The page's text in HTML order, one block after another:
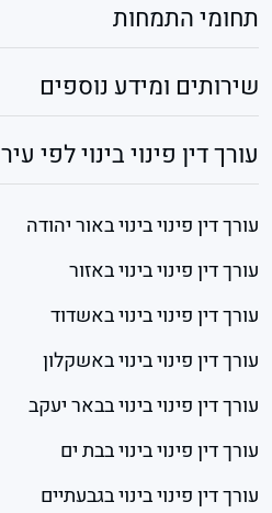
תחומי התמחות
שירותים ומידע נוספים
עורך דין פינוי בינוי לפי עיר
עורך דין פינוי בינוי באור יהודה
עורך דין פינוי בינוי באזור
עורך דין פינוי בינוי באשדוד
עורך דין פינוי בינוי באשקלון
עורך דין פינוי בינוי בבאר יעקב
עורך דין פינוי בינוי בבת ים
עורך דין פינוי בינוי בגבעתיים